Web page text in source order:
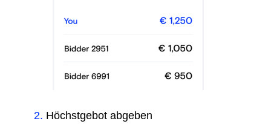
2. Höchstgebot abgeben